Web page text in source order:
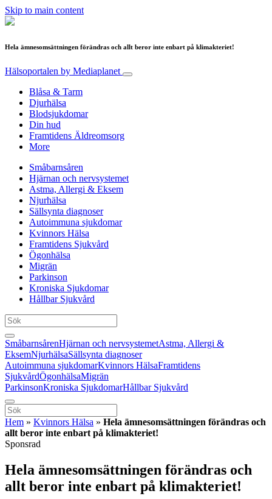
Skip to main content
Hela ämnesomsättningen förändras och allt beror inte enbart på klimakteriet!
Hälsoportalen by Mediaplanet
Blåsa & Tarm
Djurhälsa
Blodsjukdomar
Din hud
Framtidens Äldreomsorg
More
Småbarnsåren
Hjärnan och nervsystemet
Astma, Allergi & Eksem
Njurhälsa
Sällsynta diagnoser
Autoimmuna sjukdomar
Kvinnors Hälsa
Framtidens Sjukvård
Ögonhälsa
Migrän
Parkinson
Kroniska Sjukdomar
Hållbar Sjukvård
SmåbarnsårenHjärnan och nervsystemetAstma, Allergi &
EksemNjurhälsaSällsynta diagnoser
Autoimmuna sjukdomarKvinnors HälsaFramtidens
SjukvårdÖgonhälsaMigrän
ParkinsonKroniska SjukdomarHållbar Sjukvård
Hem » Kvinnors Hälsa » Hela ämnesomsättningen förändras och
allt beror inte enbart på klimakteriet!
Sponsrad
Hela ämnesomsättningen förändras och
allt beror inte enbart på klimakteriet!